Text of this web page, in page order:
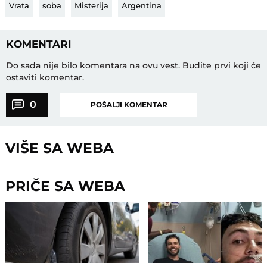
Vrata soba Misterija Argentina
KOMENTARI
Do sada nije bilo komentara na ovu vest. Budite prvi koji će
ostaviti komentar.
0 POŠALJI KOMENTAR
VIŠE SA WEBA
PRIČE SA WEBA